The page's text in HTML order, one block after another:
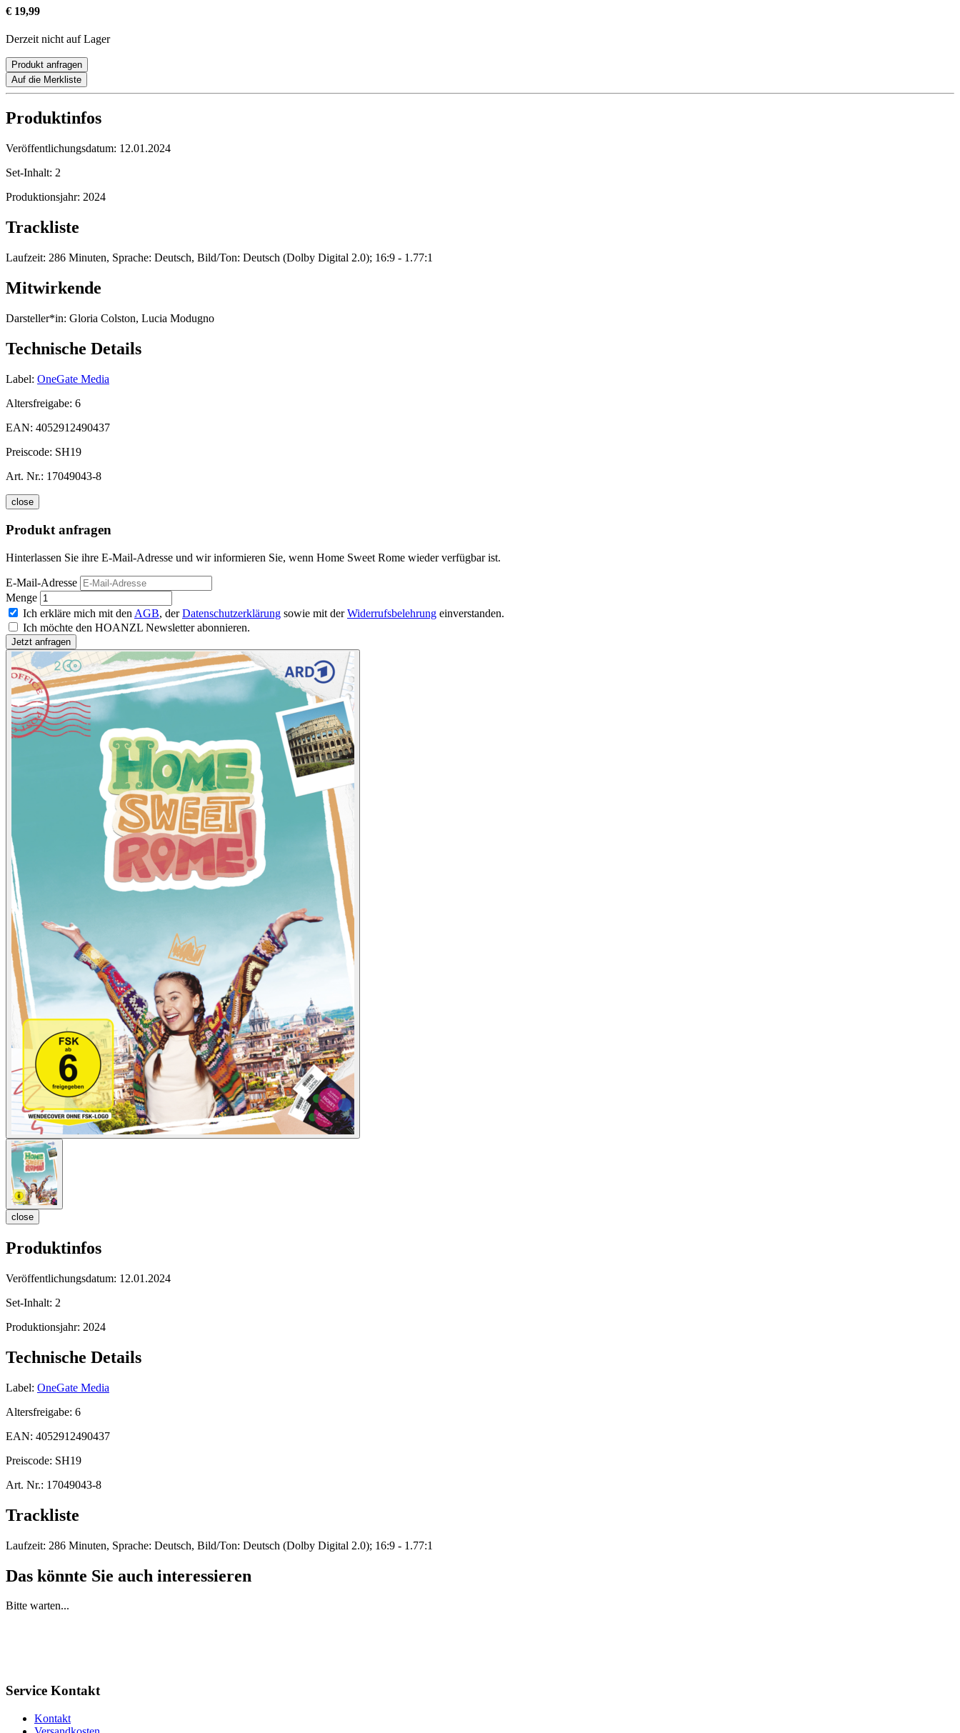
€ 19,99
Derzeit nicht auf Lager
Produkt anfragen
Auf die Merkliste
Produktinfos
Veröffentlichungsdatum: 12.01.2024
Set-Inhalt: 2
Produktionsjahr: 2024
Trackliste
Laufzeit: 286 Minuten, Sprache: Deutsch, Bild/Ton: Deutsch (Dolby Digital 2.0); 16:9 - 1.77:1
Mitwirkende
Darsteller*in: Gloria Colston, Lucia Modugno
Technische Details
Label: OneGate Media
Altersfreigabe: 6
EAN: 4052912490437
Preiscode: SH19
Art. Nr.: 17049043-8
close
Produkt anfragen
Hinterlassen Sie ihre E-Mail-Adresse und wir informieren Sie, wenn Home Sweet Rome wieder verfügbar ist.
E-Mail-Adresse
Menge
Ich erkläre mich mit den AGB, derDatenschutzerklärung sowie mit derWiderrufsbelehrung einverstanden.
Ich möchte den HOANZL Newsletter abonnieren.
close
Produktinfos
Veröffentlichungsdatum: 12.01.2024
Set-Inhalt: 2
Produktionsjahr: 2024
Technische Details
Label: OneGate Media
Altersfreigabe: 6
EAN: 4052912490437
Preiscode: SH19
Art. Nr.: 17049043-8
Trackliste
Laufzeit: 286 Minuten, Sprache: Deutsch, Bild/Ton: Deutsch (Dolby Digital 2.0); 16:9 - 1.77:1
Das könnte Sie auch interessieren
Bitte warten...
Service Kontakt
Kontakt